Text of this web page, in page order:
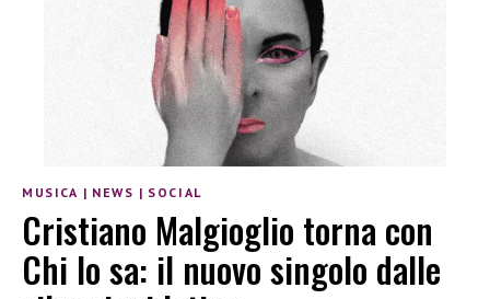
MUSICA | NEWS | SOCIAL
Cristiano Malgioglio torna con
Chi lo sa: il nuovo singolo dalle